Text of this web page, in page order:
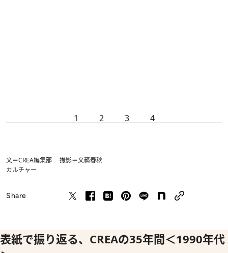
1 2 3 4
文＝CREA編集部 撮影＝文藝春秋
カルチャー
Share
表紙で振り返る、CREAの35年間＜1990年代